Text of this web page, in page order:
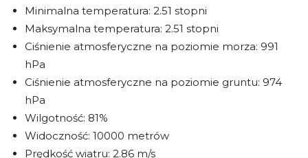
Minimalna temperatura: 2.51 stopni
Maksymalna temperatura: 2.51 stopni
Ciśnienie atmosferyczne na poziomie morza: 991
hPa
Ciśnienie atmosferyczne na poziomie gruntu: 974
hPa
Wilgotność: 81%
Widoczność: 10000 metrów
Prędkość wiatru: 2.86 m/s